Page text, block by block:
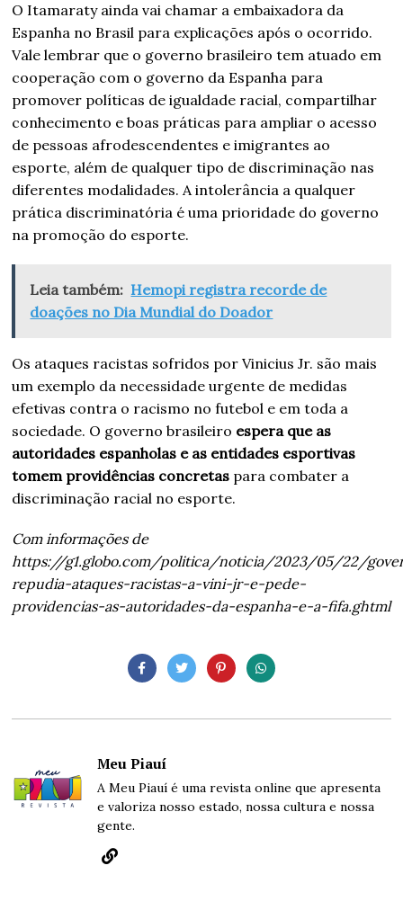
O Itamaraty ainda vai chamar a embaixadora da
Espanha no Brasil para explicações após o ocorrido.
Vale lembrar que o governo brasileiro tem atuado em
cooperação com o governo da Espanha para
promover políticas de igualdade racial, compartilhar
conhecimento e boas práticas para ampliar o acesso
de pessoas afrodescendentes e imigrantes ao
esporte, além de qualquer tipo de discriminação nas
diferentes modalidades. A intolerância a qualquer
prática discriminatória é uma prioridade do governo
na promoção do esporte.
Leia também: Hemopi registra recorde de
doações no Dia Mundial do Doador
Os ataques racistas sofridos por Vinicius Jr. são mais
um exemplo da necessidade urgente de medidas
efetivas contra o racismo no futebol e em toda a
sociedade. O governo brasileiro espera que as
autoridades espanholas e as entidades esportivas
tomem providências concretas para combater a
discriminação racial no esporte.
Com informações de
https://g1.globo.com/politica/noticia/2023/05/22/
repudia-ataques-racistas-a-vini-jr-e-pede-
providencias-as-autoridades-da-espanha-e-a-fifa.ghtml
Meu Piauí
A Meu Piauí é uma revista online que apresenta
e valoriza nosso estado, nossa cultura e nossa
gente.